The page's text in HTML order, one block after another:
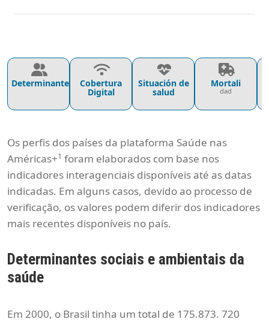
Determinantes Cobertura
Digital
Situación de
salud
Mortali
dad
Os perfis dos países da plataforma Saúde nas
Américas+1 foram elaborados com base nos
indicadores interagenciais disponíveis até as datas
indicadas. Em alguns casos, devido ao processo de
verificação, os valores podem diferir dos indicadores
mais recentes disponíveis no país.
Determinantes sociais e ambientais da
saúde
Em 2000, o Brasil tinha um total de 175.873. 720